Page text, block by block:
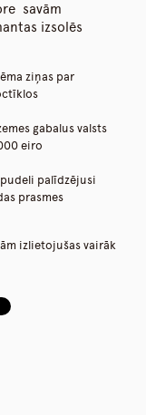
savām
izsolēs
ziņas par
gabalus valsts
eiro
palīdzējusi
prasmes
izlietojušas vairāk